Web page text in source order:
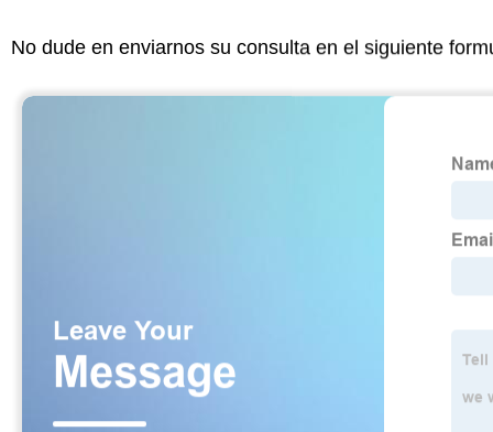
No dude en enviarnos su consulta en el siguiente